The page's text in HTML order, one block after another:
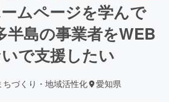
ムページを学んで
半島の事業者をWEB
で支援したい
ちづくり・地域活性化 愛知県